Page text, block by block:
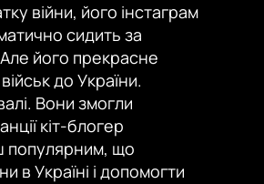
війни, його інстаграм
сидить за
його прекрасне
до України.
Вони змогли
кіт-блогер
популярним, що
в Україні і допомогти